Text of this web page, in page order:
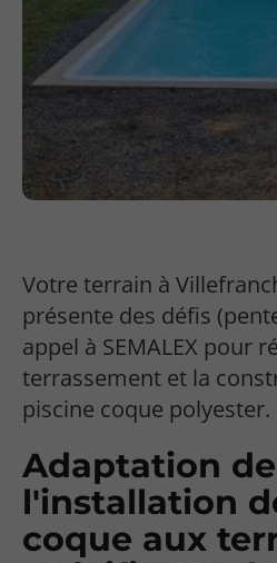
Votre terrain à
présente des défis
appel à SEMALEX pour
terrassement et la
piscine coque polyester.
Adaptation de
l'installation
coque aux